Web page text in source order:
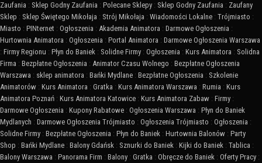
Zaufania : Sklep Godny Zaufania : Polecane Sklepy : Sklep Godny Zaufania : Zaufany
Sklep : Sklep Świętego Mikołaja : Strój Mikołaja : Wiadomości Lokalne : Trójmiasto :
Miasto : PINternet : Ogłoszenia : Akademia Animatora : Darmowe Ogłoszenia :
Hurtownia Animatora : Ogłoszenia : Portal Animatora : Darmowe Ogłoszenia Warszawa
: Firmy Regionu : Płyn do Baniek : Solidne Firmy : Ogłoszenia : Kurs Animatora : Solidna
Firma : Bezpłatne Ogłoszenia : Animator Czasu Wolnego : Bezpłatne Ogłoszenia
Warszawa : sklep animatora : Bańki Mydlane : Bezpłatne Ogłoszenia : Szkolenie
Animatorów : Kurs Animatora : Gratka : Kurs Animatora Warszawa : Rumia : Kurs
Animatora Poznań : Kurs Animatora Katowice : Kurs Animatora Zabaw : Firmy :
Darmowe Ogłoszenia : Kupony Rabatowe : Ogłoszenia Warszawa : Płyn do Baniek
Mydlanych : Darmowe Ogłoszenia Trójmiasto : Ogłoszenia Trójmiasto : Ogłoszenia :
Solidne Firmy : Bezpłatne Ogłoszenia : Płyn do Baniek : Hurtownia Balonów : Party
Shop : Bańki Mydlane : Balony Gdańsk : Sznurki do Baniek : Kijki do Baniek : Tablica :
Balony Warszawa : Panorama Firm : Balony : Gratka : Obręcze do Baniek : Oferty Pracy :